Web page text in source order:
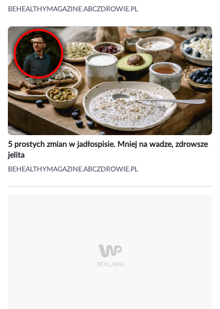
BEHEALTHYMAGAZINE.ABCZDROWIE.PL
5 prostych zmian w jadłospisie. Mniej na wadze, zdrowsze
jelita
BEHEALTHYMAGAZINE.ABCZDROWIE.PL